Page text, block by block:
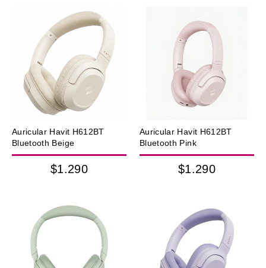
Auricular Havit H612BT
Bluetooth Beige
$1.290
Auricular Havit H612BT
Bluetooth Pink
$1.290